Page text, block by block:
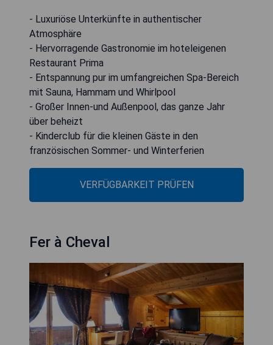
- Luxuriöse Unterkünfte in authentischer
Atmosphäre
- Hervorragende Gastronomie im hoteleigenen
Restaurant Prima
- Entspannung pur im umfangreichen Spa-Bereich
mit Sauna, Hammam und Whirlpool
- Großer Innen-und Außenpool, das ganze Jahr
über beheizt
- Kinderclub für die kleinen Gäste in den
französischen Sommer- und Winterferien
VERFÜGBARKEIT PRÜFEN
Fer à Cheval